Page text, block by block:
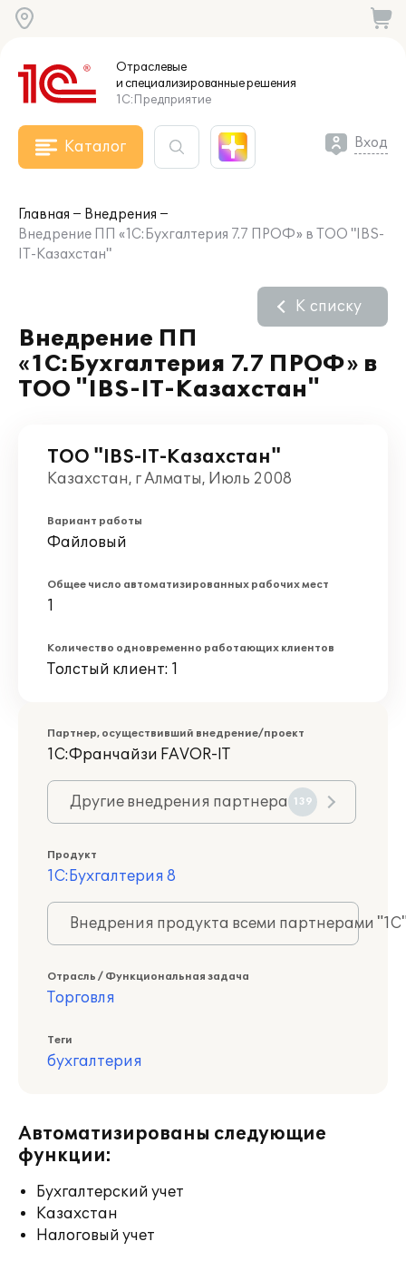
Отраслевые
и специализированныерешения
1С:Предприятие
Каталог Вход
Главная
Внедрения
Внедрение ПП «1С:Бухгалтерия 7.7 ПРОФ» в ТОО "IBS-
IT-Казахстан"
Внедрение ПП
«1С:Бухгалтерия 7.7 ПРОФ» в
ТОО "IBS-IT-Казахстан"
К списку
ТОО "IBS-IT-Казахстан"
Казахстан, г Алматы, Июль 2008
Вариант работы
Файловый
Общее число автоматизированных рабочих мест
1
Количество одновременно работающих клиентов
Толстый клиент: 1
Партнер, осуществивший внедрение/проект
1С:Франчайзи FAVOR-IT
Другие внедрения партнера 139
Продукт
1С:Бухгалтерия 8
Внедрения продукта всеми партнерами
Отрасль / Функциональная задача
Торговля
Теги
бухгалтерия
Автоматизированы следующие
функции:
Бухгалтерский учет
Казахстан
Налоговый учет